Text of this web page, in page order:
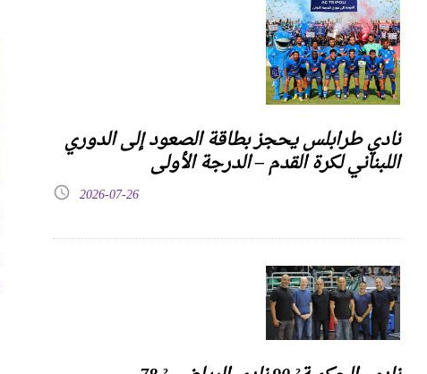
نادي طرابلس يحجز بطاقة الصعود إلى الدوري
اللبناني لكرة القدم – الدرجة الأولى
2026-07-26